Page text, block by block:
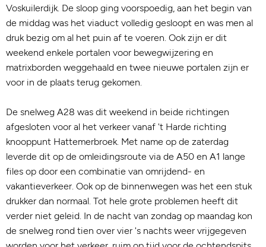
Voskuilerdijk. De sloop ging voorspoedig, aan het begin van
de middag was het viaduct volledig gesloopt en was men al
druk bezig om al het puin af te voeren. Ook zijn er dit
weekend enkele portalen voor bewegwijzering en
matrixborden weggehaald en twee nieuwe portalen zijn er
voor in de plaats terug gekomen.
De snelweg A28 was dit weekend in beide richtingen
afgesloten voor al het verkeer vanaf 't Harde richting
knooppunt Hattemerbroek. Met name op de zaterdag
leverde dit op de omleidingsroute via de A50 en A1 lange
files op door een combinatie van omrijdend- en
vakantieverkeer. Ook op de binnenwegen was het een stuk
drukker dan normaal. Tot hele grote problemen heeft dit
verder niet geleid. In de nacht van zondag op maandag kon
de snelweg rond tien over vier 's nachts weer vrijgegeven